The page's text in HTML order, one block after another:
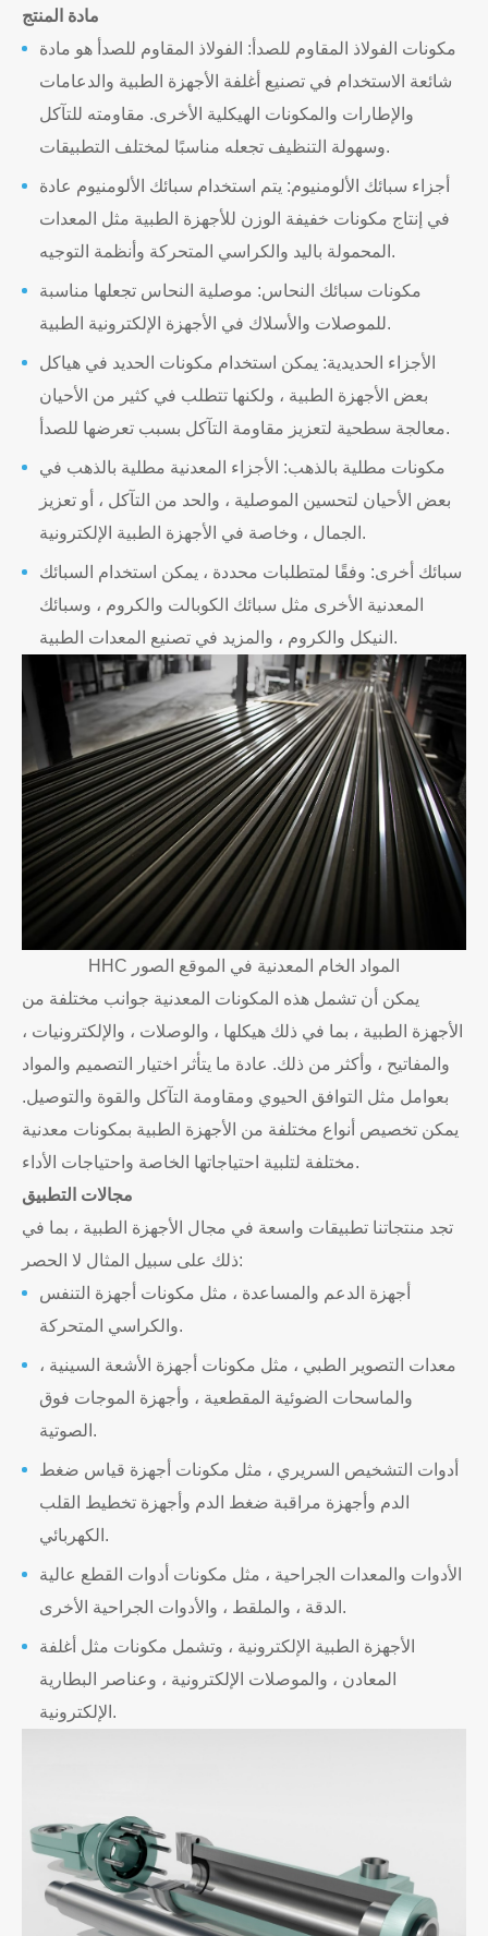
مادة المنتج
مكونات الفولاذ المقاوم للصدأ: الفولاذ المقاوم للصدأ هو مادة
شائعة الاستخدام في تصنيع أغلفة الأجهزة الطبية والدعامات
والإطارات والمكونات الهيكلية الأخرى. مقاومته للتآكل
وسهولة التنظيف تجعله مناسبًا لمختلف التطبيقات.
أجزاء سبائك الألومنيوم: يتم استخدام سبائك الألومنيوم عادة
في إنتاج مكونات خفيفة الوزن للأجهزة الطبية مثل المعدات
المحمولة باليد والكراسي المتحركة وأنظمة التوجيه.
مكونات سبائك النحاس: موصلية النحاس تجعلها مناسبة
للموصلات والأسلاك في الأجهزة الإلكترونية الطبية.
الأجزاء الحديدية: يمكن استخدام مكونات الحديد في هياكل
بعض الأجهزة الطبية ، ولكنها تتطلب في كثير من الأحيان
معالجة سطحية لتعزيز مقاومة التآكل بسبب تعرضها للصدأ.
مكونات مطلية بالذهب: الأجزاء المعدنية مطلية بالذهب في
بعض الأحيان لتحسين الموصلية ، والحد من التآكل ، أو تعزيز
الجمال ، وخاصة في الأجهزة الطبية الإلكترونية.
سبائك أخرى: وفقًا لمتطلبات محددة ، يمكن استخدام السبائك
المعدنية الأخرى مثل سبائك الكوبالت والكروم ، وسبائك
النيكل والكروم ، والمزيد في تصنيع المعدات الطبية.
HHC المواد الخام المعدنية في الموقع الصور
يمكن أن تشمل هذه المكونات المعدنية جوانب مختلفة من
الأجهزة الطبية ، بما في ذلك هيكلها ، والوصلات ، والإلكترونيات ،
والمفاتيح ، وأكثر من ذلك. عادة ما يتأثر اختيار التصميم والمواد
بعوامل مثل التوافق الحيوي ومقاومة التآكل والقوة والتوصيل.
يمكن تخصيص أنواع مختلفة من الأجهزة الطبية بمكونات معدنية
مختلفة لتلبية احتياجاتها الخاصة واحتياجات الأداء.
مجالات التطبيق
تجد منتجاتنا تطبيقات واسعة في مجال الأجهزة الطبية ، بما في
ذلك على سبيل المثال لا الحصر:
أجهزة الدعم والمساعدة ، مثل مكونات أجهزة التنفس
والكراسي المتحركة.
معدات التصوير الطبي ، مثل مكونات أجهزة الأشعة السينية ،
والماسحات الضوئية المقطعية ، وأجهزة الموجات فوق
الصوتية.
أدوات التشخيص السريري ، مثل مكونات أجهزة قياس ضغط
الدم وأجهزة مراقبة ضغط الدم وأجهزة تخطيط القلب
الكهربائي.
الأدوات والمعدات الجراحية ، مثل مكونات أدوات القطع عالية
الدقة ، والملقط ، والأدوات الجراحية الأخرى.
الأجهزة الطبية الإلكترونية ، وتشمل مكونات مثل أغلفة
المعادن ، والموصلات الإلكترونية ، وعناصر البطارية
الإلكترونية.